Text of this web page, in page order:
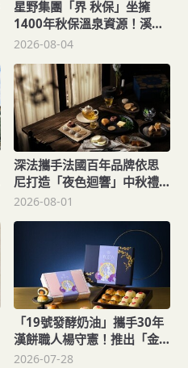
星野集團「界 秋保」坐擁
1400年秋保溫泉資源！溪流
足湯、會席料理、伊達文化
2026-08-04
深法攜手法國百年品牌依思
尼打造「夜色迴響」中秋禮
盒
2026-08-01
「19號發酵奶油」攜手30年
漢餅職人楊守憲！推出「金
羽月光中秋禮盒」限量500盒
2026-07-28